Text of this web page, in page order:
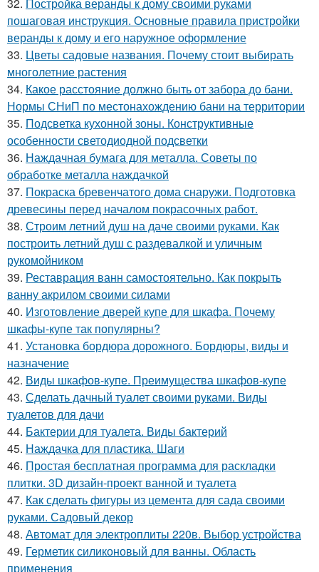
пошаговая инструкция. Основные правила пристройки
веранды к дому и его наружное оформление
33. Цветы садовые названия. Почему стоит выбирать
многолетние растения
34. Какое расстояние должно быть от забора до бани.
Нормы СНиП по местонахождению бани на территории
35. Подсветка кухонной зоны. Конструктивные
особенности светодиодной подсветки
36. Наждачная бумага для металла. Советы по
обработке металла наждачкой
37. Покраска бревенчатого дома снаружи. Подготовка
древесины перед началом покрасочных работ.
38. Строим летний душ на даче своими руками. Как
построить летний душ с раздевалкой и уличным
рукомойником
39. Реставрация ванн самостоятельно. Как покрыть
ванну акрилом своими силами
40. Изготовление дверей купе для шкафа. Почему
шкафы-купе так популярны?
41. Установка бордюра дорожного. Бордюры, виды и
назначение
42. Виды шкафов-купе. Преимущества шкафов-купе
43. Сделать дачный туалет своими руками. Виды
туалетов для дачи
44. Бактерии для туалета. Виды бактерий
45. Наждачка для пластика. Шаги
46. Простая бесплатная программа для раскладки
плитки. 3D дизайн-проект ванной и туалета
47. Как сделать фигуры из цемента для сада своими
руками. Садовый декор
48. Автомат для электроплиты 220в. Выбор устройства
49. Герметик силиконовый для ванны. Область
применения